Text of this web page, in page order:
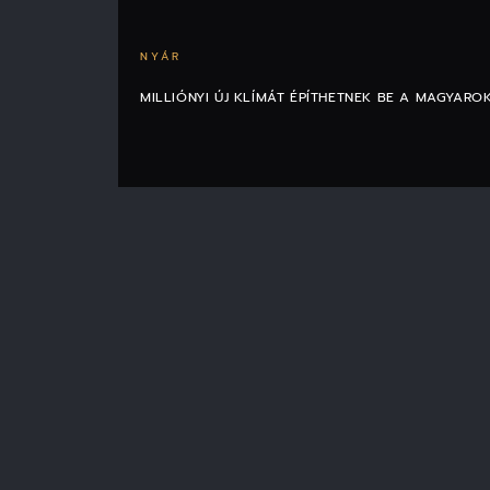
NYÁR
MILLIÓNYI ÚJ KLÍMÁT ÉPÍTHETNEK BE A